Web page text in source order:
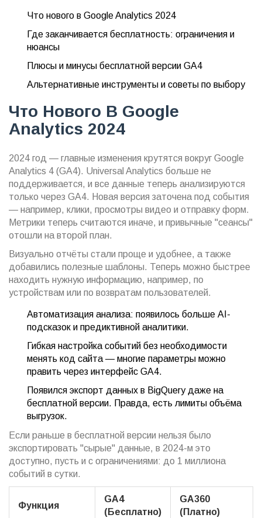
Что нового в Google Analytics 2024
Где заканчивается бесплатность: ограничения и
нюансы
Плюсы и минусы бесплатной версии GA4
Альтернативные инструменты и советы по выбору
Что Нового В Google
Analytics 2024
2024 год — главные изменения крутятся вокруг Google
Analytics 4 (GA4). Universal Analytics больше не
поддерживается, и все данные теперь анализируются
только через GA4. Новая версия заточена под события
— например, клики, просмотры видео и отправку форм.
Метрики теперь считаются иначе, и привычные "сеансы"
отошли на второй план.
Визуально отчёты стали проще и удобнее, а также
добавились полезные шаблоны. Теперь можно быстрее
находить нужную информацию, например, по
устройствам или по возвратам пользователей.
Автоматизация анализа: появилось больше AI-
подсказок и предиктивной аналитики.
Гибкая настройка событий без необходимости
менять код сайта — многие параметры можно
править через интерфейс GA4.
Появился экспорт данных в BigQuery даже на
бесплатной версии. Правда, есть лимиты объёма
выгрузок.
Если раньше в бесплатной версии нельзя было
экспортировать "сырые" данные, в 2024-м это
доступно, пусть и с ограничениями: до 1 миллиона
событий в сутки.
Функция
GA4
(Бесплатно)
GA360
(Платно)